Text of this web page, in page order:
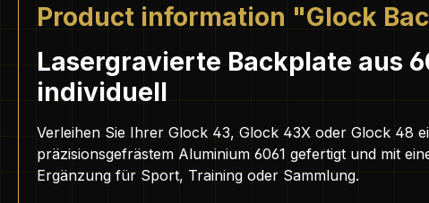
Product information "Glock
Lasergravierte Backplate aus
individuell
Verleihen Sie Ihrer Glock 43, Glock 43X oder Glock 48
präzisionsgefrästem Aluminium 6061 gefertigt und mit
Ergänzung für Sport, Training oder Sammlung.